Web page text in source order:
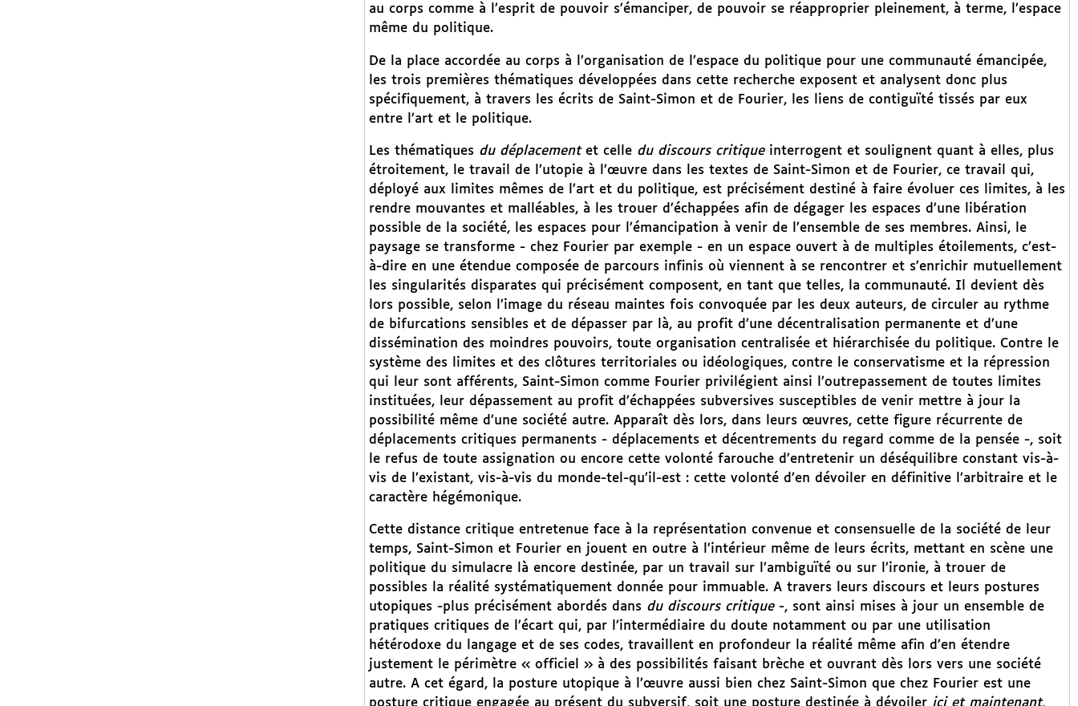
au corps comme à l’esprit de pouvoir s’émanciper, de pouvoir se réapproprier pleinement, à terme, l’espace
même du politique.
De la place accordée au corps à l’organisation de l’espace du politique pour une communauté émancipée,
les trois premières thématiques développées dans cette recherche exposent et analysent donc plus
spécifiquement, à travers les écrits de Saint-Simon et de Fourier, les liens de contiguïté tissés par eux
entre l’art et le politique.
Les thématiques du déplacementet celle du discours critiqueinterrogent et soulignent quant à elles, plus
étroitement, le travail de l’utopie à l’œuvre dans les textes de Saint-Simon et de Fourier, ce travail qui,
déployé aux limites mêmes de l’art et du politique, est précisément destiné à faire évoluer ces limites, à les
rendre mouvantes et malléables, à les trouer d’échappées afin de dégager les espaces d’une libération
possible de la société, les espaces pour l’émancipation à venir de l’ensemble de ses membres. Ainsi, le
paysage se transforme - chez Fourier par exemple - en un espace ouvert à de multiples étoilements, c’est-
à-dire en une étendue composée de parcours infinis où viennent à se rencontrer et s’enrichir mutuellement
les singularités disparates qui précisément composent, en tant que telles, la communauté. Il devient dès
lors possible, selon l’image du réseau maintes fois convoquée par les deux auteurs, de circuler au rythme
de bifurcations sensibles et de dépasser par là, au profit d’une décentralisation permanente et d’une
dissémination des moindres pouvoirs, toute organisation centralisée et hiérarchisée du politique. Contre le
système des limites et des clôtures territoriales ou idéologiques, contre le conservatisme et la répression
qui leur sont afférents, Saint-Simon comme Fourier privilégient ainsi l’outrepassement de toutes limites
instituées, leur dépassement au profit d’échappées subversives susceptibles de venir mettre à jour la
possibilité même d’une société autre. Apparaît dès lors, dans leurs œuvres, cette figure récurrente de
déplacements critiques permanents - déplacements et décentrements du regard comme de la pensée -, soit
le refus de toute assignation ou encore cette volonté farouche d’entretenir un déséquilibre constant vis-à-
vis de l’existant, vis-à-vis du monde-tel-qu’il-est : cette volonté d’en dévoiler en définitive l’arbitraire et le
caractère hégémonique.
Cette distance critique entretenue face à la représentation convenue et consensuelle de la société de leur
temps, Saint-Simon et Fourier en jouent en outre à l’intérieur même de leurs écrits, mettant en scène une
politique du simulacre là encore destinée, par un travail sur l’ambiguïté ou sur l’ironie, à trouer de
possibles la réalité systématiquement donnée pour immuable. A travers leurs discours et leurs postures
utopiques -plus précisément abordés dans du discours critique -, sont ainsi mises à jour un ensemble de
pratiques critiques de l’écart qui, par l’intermédiaire du doute notamment ou par une utilisation
hétérodoxe du langage et de ses codes, travaillent en profondeur la réalité même afin d’en étendre
justement le périmètre « officiel » à des possibilités faisant brèche et ouvrant dès lors vers une société
autre. A cet égard, la posture utopique à l’œuvre aussi bien chez Saint-Simon que chez Fourier est une